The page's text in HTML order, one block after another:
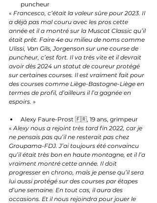
puncheur
« Francesco, c’était la valeur sûre pour 2023. Il
a déjà pas mal couru avec les pros cette
année et il a montré sur la Muscat Classic qu’il
était prêt. Faire 4e au milieu de noms comme
Ulissi, Van Gils, Jorgenson sur une course de
puncheur, c’est fort. Il va très vite et il devrait
avoir dès 2024 un statut de coureur protégé
sur certaines courses. Il est vraiment fait pour
des courses comme Liège-Bastogne-Liège en
termes de profil, d’ailleurs il l’a gagnée en
espoirs. »
Alexy Faure-Prost 🇫🇷, 19 ans, grimpeur
« Alexy nous a rejoint très tard fin 2022, car je
ne pensais pas qu’il ne resterait pas chez
Groupama-FDJ. J’ai toujours été convaincu
qu’il était très bon en haute montagne, et il l’a
vraiment montré cette année. Il doit
progresser en chrono, mais je pense qu’il sera
lui aussi protégé sur des courses par étapes
d’une semaine. En tout cas, il aura des
occasions. Et il nous rejoindra pour jouer le